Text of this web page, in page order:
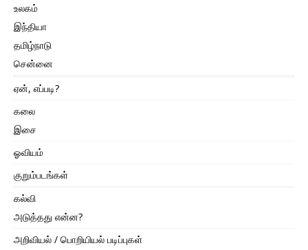
உலகம்
இந்தியா
தமிழ்நாடு
சென்னை
ஏன், எப்படி?
கலை
இசை
ஓவியம்
குறும்படங்கள்
கல்வி
அடுத்தது என்ன?
அறிவியல் / பொறியியல் படிப்புகள்